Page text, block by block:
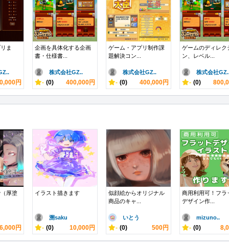
ま
円
企画を具体化する企画
書・仕様書...
株式会社GZ..
- (0) 400,000円
ゲーム・アプリ制作課
題解決コン...
株式会社GZ..
- (0) 400,000円
ゲームのディレク
ン、レベル...
株式会社
- (0)
厚塗
6,000円
イラスト描きます
溯saku
- (0) 10,000円
似顔絵からオリジナル
商品のキャ...
いとう
- (0) 500円
商用利用可！フラ
デザイン作...
mizuno..
- (0)